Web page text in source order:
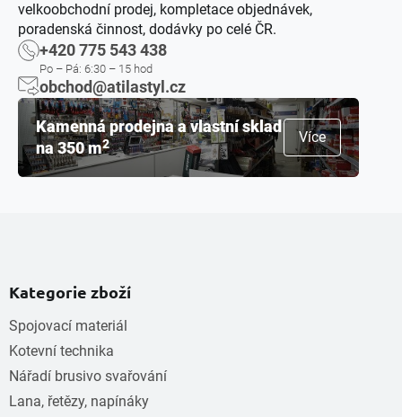
velkoobchodní prodej, kompletace objednávek,
poradenská činnost, dodávky po celé ČR.
+420 775 543 438
Po – Pá: 6:30 – 15 hod
obchod@atilastyl.cz
Kamenná prodejna a vlastní sklad
na 350 m2 Více
Kategorie zboží
Spojovací materiál
Kotevní technika
Nářadí brusivo svařování
Lana, řetězy, napínáky